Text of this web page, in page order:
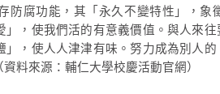
防腐功能，其「永久不變特性」，象
」，使我們活的有意義價值。與人來
」，使人人津津有味。努力成為別人
料來源：輔仁大學校慶活動官網）